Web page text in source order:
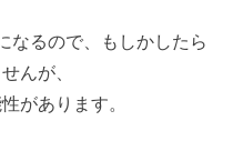
なるので、もしかしたら
んが、
があります。